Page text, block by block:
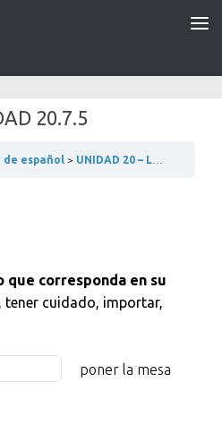
20.7.5
de español UNIDAD 20 – LA MODA
que corresponda en su
tener cuidado, importar,
poner la mesa